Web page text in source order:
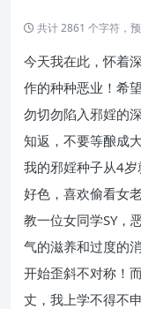
共计 2861 个字符，
今天我在此，怀着
作的种种恶业！希
勿切勿陷入邪婬的
知返，不要等酿成
我的邪婬种子从4
好色，喜欢偷看女
教一位女同学SY，
气的滋养和过度的
开始歪斜不对称！
丈，我上学不得不